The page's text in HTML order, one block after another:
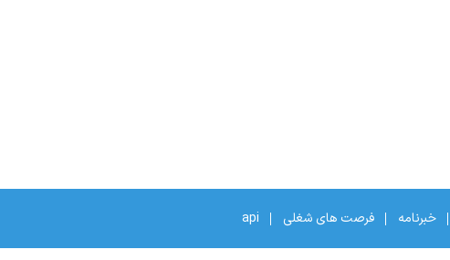
خبرنامه فرصت های شغلی api